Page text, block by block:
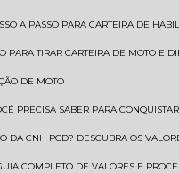
A PASSO PARA CARTEIRA DE
PARA TIRAR CARTEIRA DE MOTO E
DE MOTO
PRECISA SABER PARA
DA CNH PCD? DESCUBRA OS
COMPLETO DE VALORES E